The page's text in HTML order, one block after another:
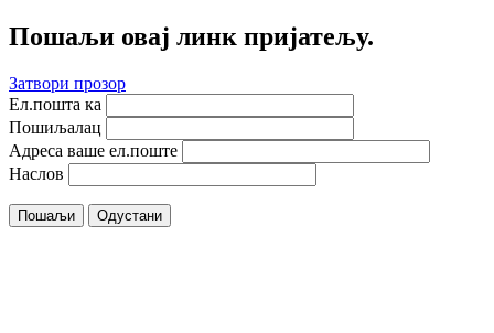
Пошаљи овај линк пријатељу.
Затвори прозор
Ел.пошта ка
Пошиљалац
Адреса ваше ел.поште
Наслов
Пошаљи Одустани